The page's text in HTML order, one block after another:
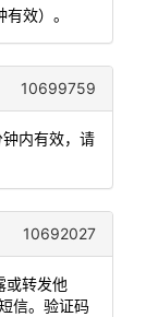
效）。
10699759
内有效，请
10692027
或转发他
信。验证码